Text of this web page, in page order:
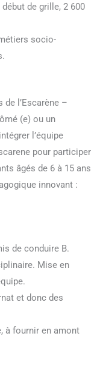
de grille, 2 600
socio-
de l’Escarène –
(e) ou un
l’équipe
pour participer
âgés de 6 à 15 ans
innovant :
de conduire B.
Mise en
et donc des
à fournir en amont